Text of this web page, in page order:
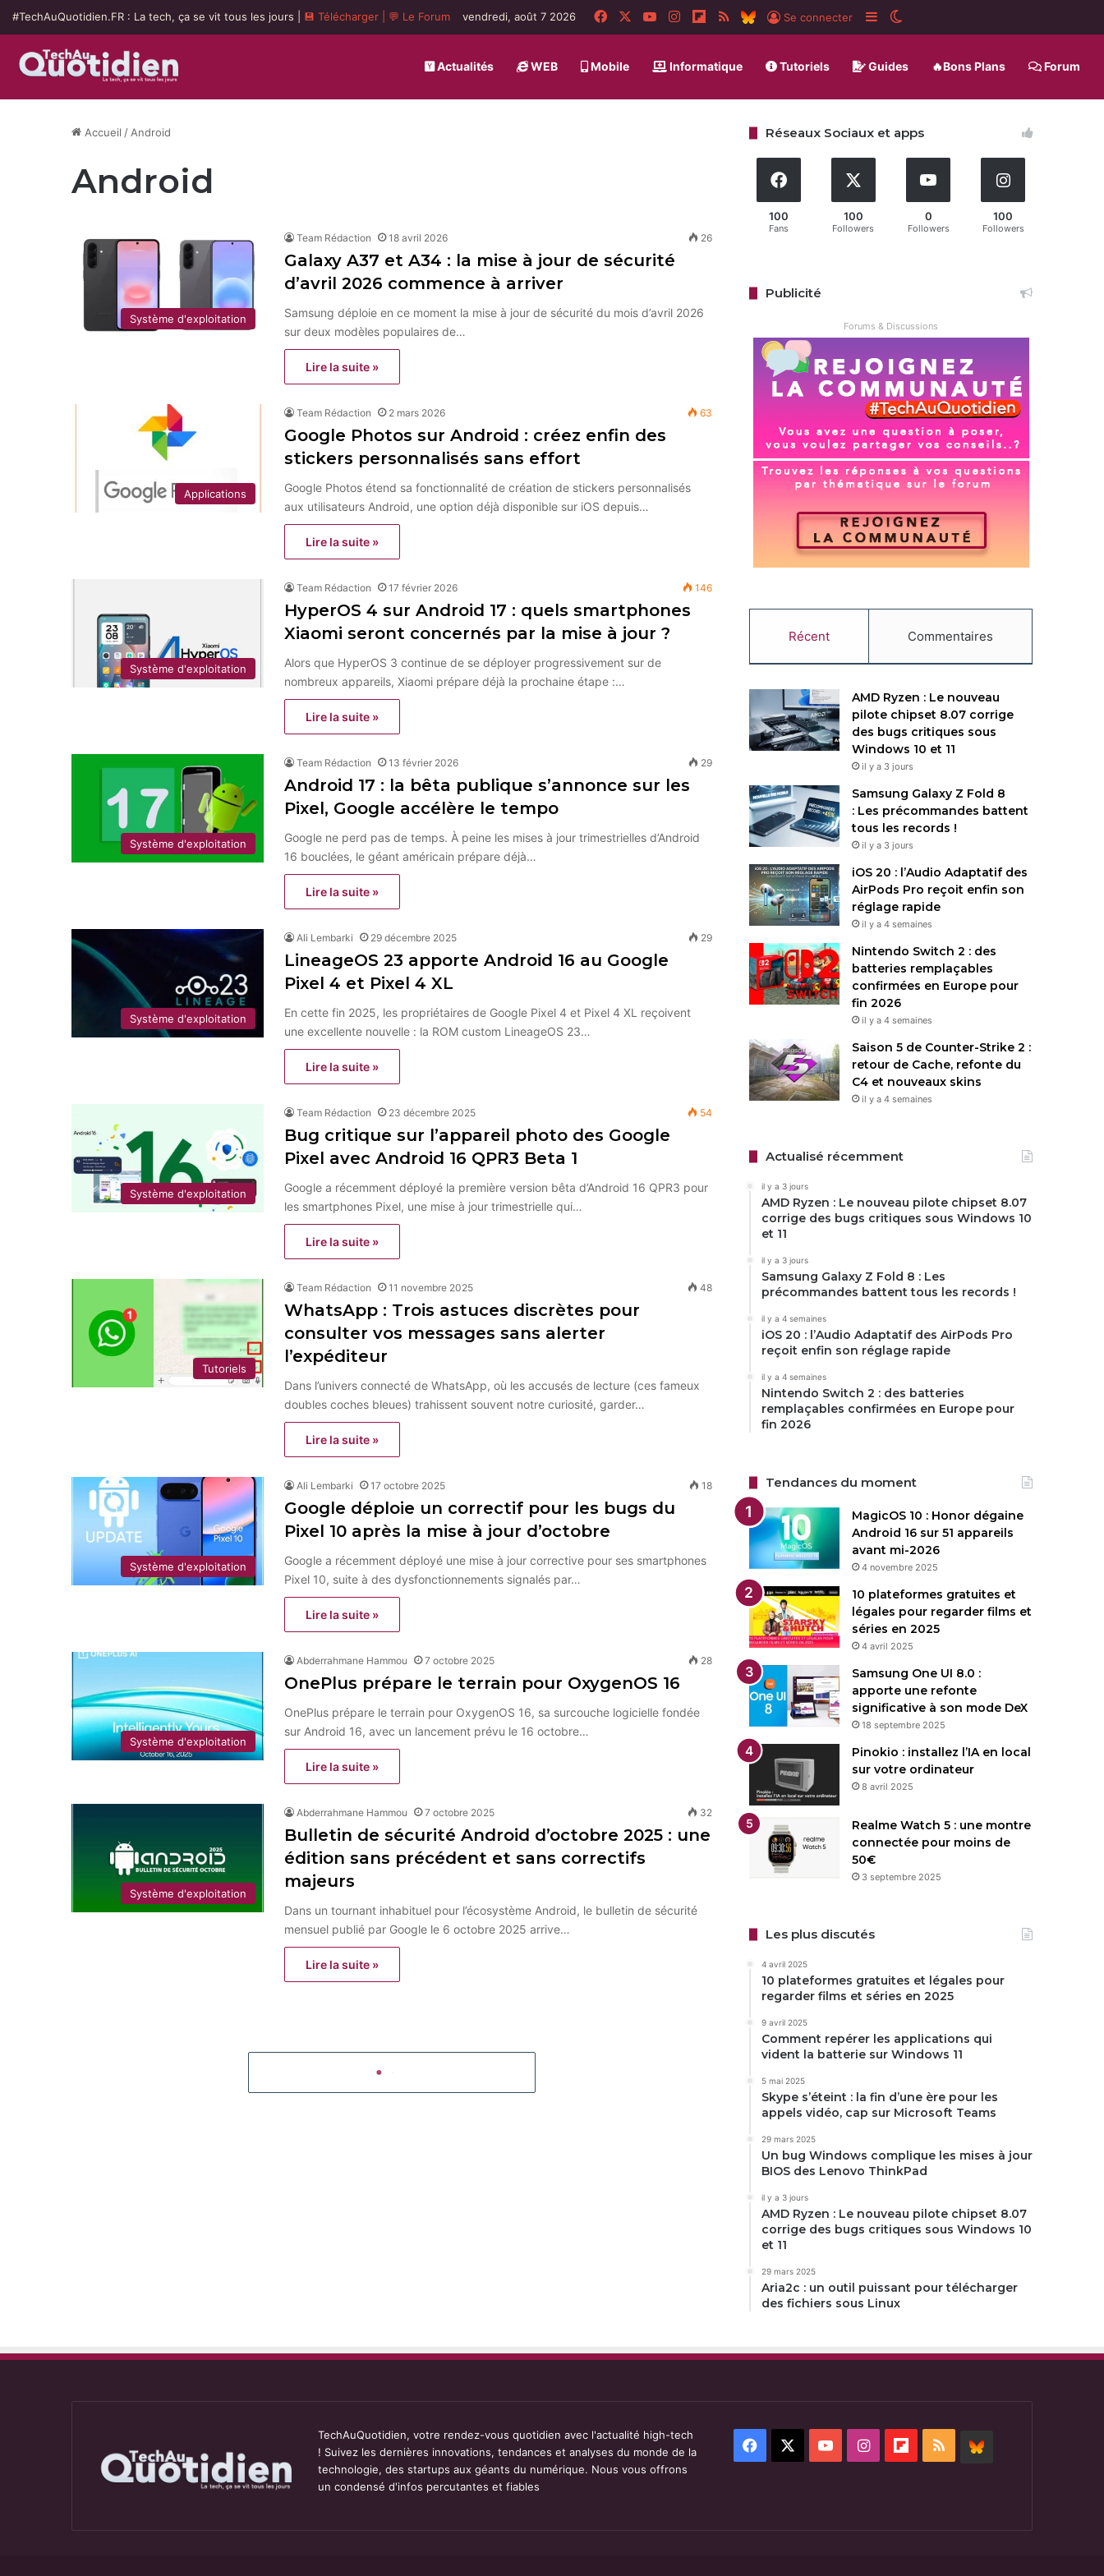
#TechAuQuotidien.FR : La tech, ça se vit tous les jours | 💾 Télécharger 💬 Le Forum vendredi, août 7 2026 FacebookYouTubeInstagramFlipboard
RSS BlueSky
Se connecter Sidebar (barre latérale)
Actualités WEB Mobile Informatique Tutoriels Guides 🔥Bons Plans Forum
Accueil / Android
Android
Système d'exploitation
Team Rédaction 18 avril 2026 26
Galaxy A37 et A34 : la mise à jour de sécurité
d’avril 2026 commence à arriver
Samsung déploie en ce moment la mise à jour de sécurité du mois d’avril 2026
sur deux modèles populaires de…
Lire la suite »
Applications
Team Rédaction 2 mars 2026 63
Google Photos sur Android : créez enfin des
stickers personnalisés sans effort
Google Photos étend sa fonctionnalité de création de stickers personnalisés
aux utilisateurs Android, une option déjà disponible sur iOS depuis…
Lire la suite »
Système d'exploitation
Team Rédaction 17 février 2026 146
HyperOS 4 sur Android 17 : quels smartphones
Xiaomi seront concernés par la mise à jour ?
Alors que HyperOS 3 continue de se déployer progressivement sur de
nombreux appareils, Xiaomi prépare déjà la prochaine étape :…
Lire la suite »
Système d'exploitation
Team Rédaction 13 février 2026 29
Android 17 : la bêta publique s’annonce sur les
Pixel, Google accélère le tempo
Google ne perd pas de temps. À peine les mises à jour trimestrielles d’Android
16 bouclées, le géant américain prépare déjà…
Lire la suite »
Système d'exploitation
Ali Lembarki 29 décembre 2025 29
LineageOS 23 apporte Android 16 au Google
Pixel 4 et Pixel 4 XL
En cette fin 2025, les propriétaires de Google Pixel 4 et Pixel 4 XL reçoivent
une excellente nouvelle : la ROM custom LineageOS 23…
Lire la suite »
Système d'exploitation
Team Rédaction 23 décembre 2025 54
Bug critique sur l’appareil photo des Google
Pixel avec Android 16 QPR3 Beta 1
Google a récemment déployé la première version bêta d’Android 16 QPR3 pour
les smartphones Pixel, une mise à jour trimestrielle qui…
Lire la suite »
Tutoriels
Team Rédaction 11 novembre 2025 48
WhatsApp : Trois astuces discrètes pour
consulter vos messages sans alerter
l’expéditeur
Dans l’univers connecté de WhatsApp, où les accusés de lecture (ces fameux
doubles coches bleues) trahissent souvent notre curiosité, garder…
Lire la suite »
Système d'exploitation
Ali Lembarki 17 octobre 2025 18
Google déploie un correctif pour les bugs du
Pixel 10 après la mise à jour d’octobre
Google a récemment déployé une mise à jour corrective pour ses smartphones
Pixel 10, suite à des dysfonctionnements signalés par…
Lire la suite »
Système d'exploitation
Abderrahmane Hammou 7 octobre 2025 28
OnePlus prépare le terrain pour OxygenOS 16
OnePlus prépare le terrain pour OxygenOS 16, sa surcouche logicielle fondée
sur Android 16, avec un lancement prévu le 16 octobre…
Lire la suite »
Système d'exploitation
Abderrahmane Hammou 7 octobre 2025 32
Bulletin de sécurité Android d’octobre 2025 : une
édition sans précédent et sans correctifs
majeurs
Dans un tournant inhabituel pour l’écosystème Android, le bulletin de sécurité
mensuel publié par Google le 6 octobre 2025 arrive…
Lire la suite »
Réseaux Sociaux et apps
100
Fans
100
Followers
0
Followers
100
Followers
Publicité
Forums & Discussions
Récent Commentaires
AMD Ryzen : Le nouveau
pilote chipset 8.07 corrige
des bugs critiques sous
Windows 10 et 11
il y a 3 jours
Samsung Galaxy Z Fold 8
: Les précommandes battent
tous les records !
il y a 3 jours
iOS 20 : l’Audio Adaptatif des
AirPods Pro reçoit enfin son
réglage rapide
il y a 4 semaines
Nintendo Switch 2 : des
batteries remplaçables
confirmées en Europe pour
fin 2026
il y a 4 semaines
Saison 5 de Counter-Strike 2 :
retour de Cache, refonte du
C4 et nouveaux skins
il y a 4 semaines
Actualisé récemment
il y a 3 jours
AMD Ryzen : Le nouveau pilote chipset 8.07
corrige des bugs critiques sous Windows 10
et 11
il y a 3 jours
Samsung Galaxy Z Fold 8 : Les
précommandes battent tous les records !
il y a 4 semaines
iOS 20 : l’Audio Adaptatif des AirPods Pro
reçoit enfin son réglage rapide
il y a 4 semaines
Nintendo Switch 2 : des batteries
remplaçables confirmées en Europe pour
fin 2026
Tendances du moment
MagicOS 10 : Honor dégaine
Android 16 sur 51 appareils
avant mi-2026
4 novembre 2025
10 plateformes gratuites et
légales pour regarder films et
séries en 2025
4 avril 2025
Samsung One UI 8.0 :
apporte une refonte
significative à son mode DeX
18 septembre 2025
Pinokio : installez l’IA en local
sur votre ordinateur
8 avril 2025
Realme Watch 5 : une montre
connectée pour moins de
50€
3 septembre 2025
Les plus discutés
4 avril 2025
10 plateformes gratuites et légales pour
regarder films et séries en 2025
9 avril 2025
Comment repérer les applications qui
vident la batterie sur Windows 11
5 mai 2025
Skype s’éteint : la fin d’une ère pour les
appels vidéo, cap sur Microsoft Teams
29 mars 2025
Un bug Windows complique les mises à jour
BIOS des Lenovo ThinkPad
il y a 3 jours
AMD Ryzen : Le nouveau pilote chipset 8.07
corrige des bugs critiques sous Windows 10
et 11
29 mars 2025
Aria2c : un outil puissant pour télécharger
des fichiers sous Linux
TechAuQuotidien, votre rendez-vous quotidien avec l'actualité high-tech
! Suivez les dernières innovations, tendances et analyses du monde de la
technologie, des startups aux géants du numérique. Nous vous offrons
un condensé d'infos percutantes et fiables
Facebook YouTubeInstagramFlipboard
RSS